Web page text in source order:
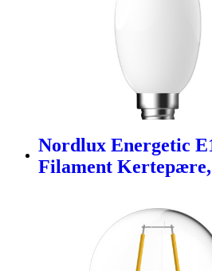
Nordlux Energetic
Filament Kertepære,